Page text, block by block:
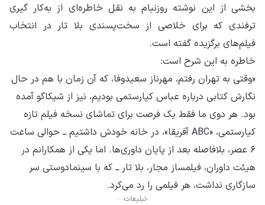
بخشی از این نوشته روزنبام به نقل خاطره‌ای از به‌کار گیری
ترفندی که برای خلاصی از سخت‌پسندی بلا تار در انتخاب
فیلم‌های برگزیده گفته است.
خاطره به این شرح است:
«وقتی به تهران رفتم، مهرناز سعیدوفا، که آن زمان با هم در حال
نگارش کتابی درباره‌ عباس کیارستمی بودیم، نیز از شیکاگو آمده
بود. هر دوی ما فقط یک فرصت برای تماشای نسخه‌ فیلم تازه‌
کیارستمی، «ABC آفریقا»، در خانه‌ خودش داشتیم ــ حوالی ساعت
۶ عصر، بلافاصله بعد از پایان داوری‌ها. اما یکی از همکارانم در
هیئت داوران، فیلمساز مجار، بلا تار ــ که با سینمادوستی سر
سازگاری نداشت، هر فیلمی را رد می‌کرد.
تبلیغات